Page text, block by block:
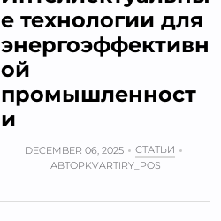
е технологии для
энергоэффективн
ой
промышленност
и
DECEMBER 06, 2025
СТАТЬИ
АВТОРKVARTIRY_POS